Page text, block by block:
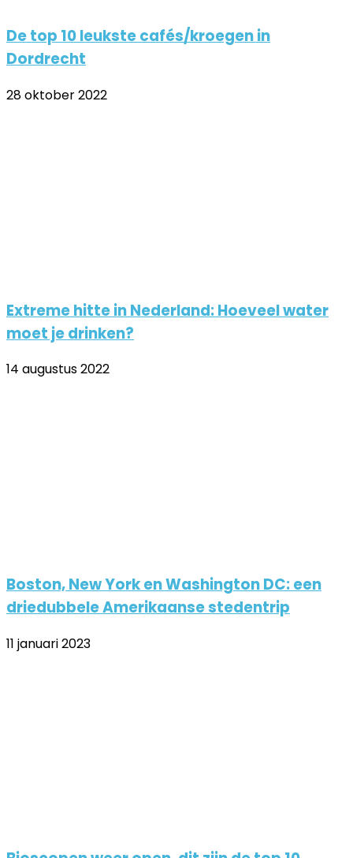
De top 10 leukste cafés/kroegen in
Dordrecht
28 oktober 2022
Extreme hitte in Nederland: Hoeveel water
moet je drinken?
14 augustus 2022
Boston, New York en Washington DC: een
driedubbele Amerikaanse stedentrip
11 januari 2023